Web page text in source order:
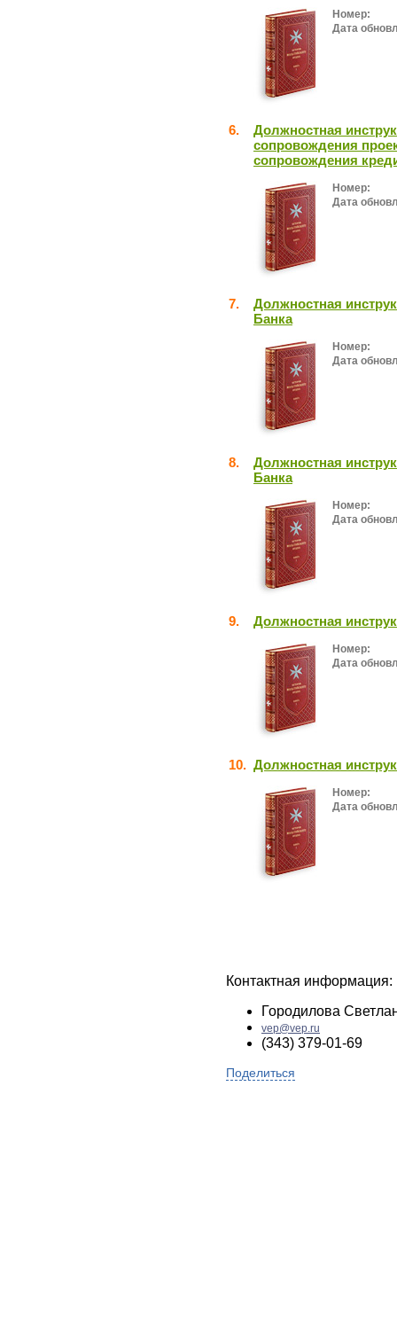
Номер:
Дата
6.
Должностная
сопровождения
сопровождения
Номер:
Дата
7.
Должностная
Банка
Номер:
Дата
8.
Должностная
Банка
Номер:
Дата
9. Должностная
Номер:
Дата
10. Должностная
Номер:
Дата
Контактная информация:
Городилова
vep@vep.ru
(343) 379-01-69
Поделиться